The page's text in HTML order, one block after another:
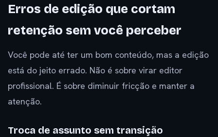
Erros de edição que cortam
retenção sem você perceber
Você pode até ter um bom conteúdo, mas a edição
está do jeito errado. Não é sobre virar editor
profissional. É sobre diminuir fricção e manter a
atenção.
Troca de assunto sem transição